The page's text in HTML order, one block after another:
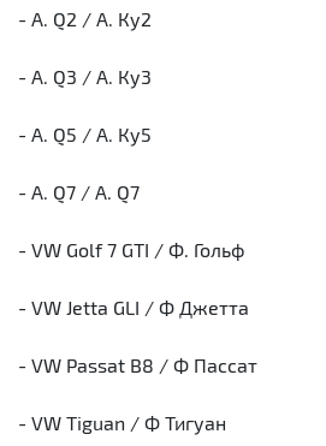
- A. Q2 / А. Ку2
- A. Q3 / А. Ку3
- A. Q5 / А. Ку5
- A. Q7 / А. Q7
- VW Golf 7 GTI / Ф. Гольф
- VW Jetta GLI / Ф Джетта
- VW Passat B8 / Ф Пассат
- VW Tiguan / Ф Тигуан